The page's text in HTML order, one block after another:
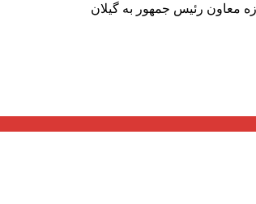
معاون رئیس جمهور به گیلان